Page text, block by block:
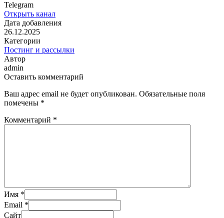
Telegram
Открыть канал
Дата добавления
26.12.2025
Категории
Постинг и рассылки
Автор
admin
Оставить комментарий
Ваш адрес email не будет опубликован. Обязательные поля
помечены *
Комментарий *
Имя *
Email *
Сайт